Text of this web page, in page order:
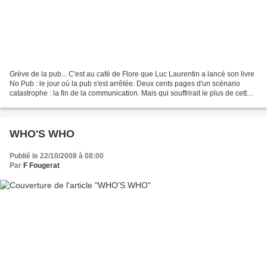
Grève de la pub... C'est au café de Flore que Luc Laurentin a lancé son livre
No Pub : le jour où la pub s'est arrêtée. Deux cents pages d'un scénario
catastrophe : la fin de la communication. Mais qui souffrirait le plus de cette
WHO'S WHO
Publié le 22/10/2008 à 08:00
Par F Fougerat